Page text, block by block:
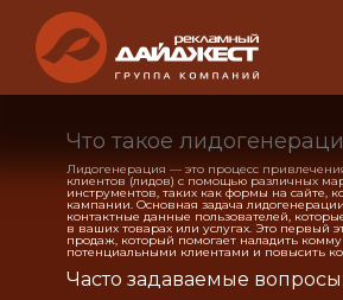
Что такое
Лидогенерация — это процесс
клиентов (лидов) с помощью различных
инструментов, таких как формы на сайте,
кампании. Основная задача
контактные данные пользователей,
в ваших товарах или услугах. Это первый
продаж, который помогает наладить
потенциальными клиентами и повысить
Часто задаваемые вопросы: